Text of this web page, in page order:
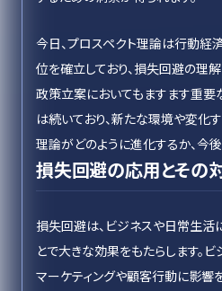
今日、プロスペクト理論は行動経
位を確立しており、損失回避の理
政策立案においてもますます重要
は続いており、新たな環境や変化
理論がどのように進化するか、今後
損失回避の応用とその
損失回避は、ビジネスや日常生活
とで大きな効果をもたらします。
マーケティングや顧客行動に影響